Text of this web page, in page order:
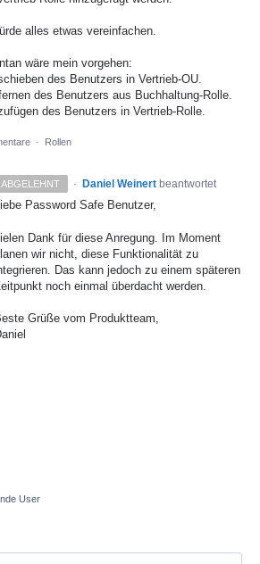
alles etwas vereinfachen.
wäre mein vorgehen:
des Benutzers in Vertrieb-OU.
des Benutzers aus Buchhaltung-Rolle.
des Benutzers in Vertrieb-Rolle.
· Rollen
ABGELEHNT · Daniel Weinert beantwortet
Password Safe Benutzer,
Dank für diese Anregung. Im Moment
wir nicht, diese Funktionalität zu
Das kann jedoch zu einem späteren
noch einmal überdacht werden.
Grüße vom Produktteam,
User